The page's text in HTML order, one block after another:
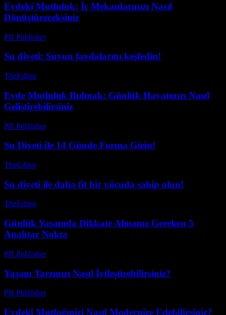
Evdeki Mutluluk: İç Mekanlarınızı Nasıl
Dönüştüreceksiniz
PR Publisher-
Su diyeti: Suyun faydalarını keşfedin!
TheEditor-
Evde Mutluluk Bulmak: Günlük Hayatınızı Nasıl
Geliştirebilirsiniz
PR Publisher-
Su Diyeti ile 14 Günde Forma Girin!
TheEditor-
Su diyeti ile daha fit bir vücuda sahip olun!
TheEditor-
Günlük Yaşamda Dikkate Almanız Gereken 5
Anahtar Nokta
PR Publisher-
Yaşam Tarzınızı Nasıl İyileştirebilirsiniz?
PR Publisher-
Evdeki Mutfağınizi Nasıl Modernize Edebilirsiniz?